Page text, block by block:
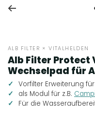
ALB FILTER × VITALHELDEN
Alb Filter
Wechselpad für
Vorfilter Erweiterung
als Modul für z.B.
Für die